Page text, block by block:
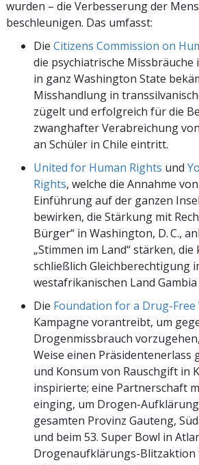
wurden – die Verbesserung der
beschleunigen. Das umfasst:
Die Citizens Commission on
die psychiatrische
in ganz Washington State
Misshandlung in
zügelt und erfolgreich für die
zwanghafter Verabreichung
an Schüler in Chile eintritt.
United for Human Rights und
Rights, welche die Annahme
Einführung auf der ganzen
bewirken, die Stärkung mit
Bürger“ in Washington, D. C.,
„Stimmen im Land“ stärken,
schließlich Gleichberechtigung
westafrikanischen Land
Die Foundation for a Drug-Free
Kampagne vorantreibt, um
Drogenmissbrauch
Weise einen Präsidentenerlass
und Konsum von Rauschgift in
inspirierte; eine Partnerschaft
einging, um Drogen-
gesamten Provinz Gauteng,
und beim 53. Super Bowl in
Drogenaufklärungs-Blitzaktion